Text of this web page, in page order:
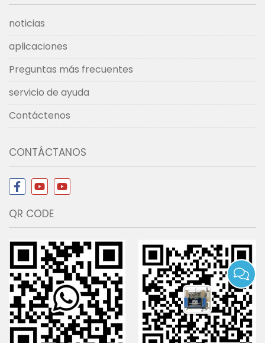
noticias
aplicaciones
Preguntas más frecuentes
servicio de ayuda
Contáctenos
CONTÁCTANOS
QR CODE